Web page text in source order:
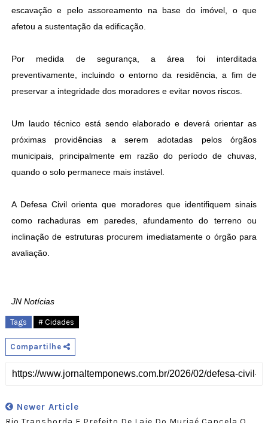
escavação e pelo assoreamento na base do imóvel, o que
afetou a sustentação da edificação.
Por medida de segurança, a área foi interditada
preventivamente, incluindo o entorno da residência, a fim de
preservar a integridade dos moradores e evitar novos riscos.
Um laudo técnico está sendo elaborado e deverá orientar as
próximas providências a serem adotadas pelos órgãos
municipais, principalmente em razão do período de chuvas,
quando o solo permanece mais instável.
A Defesa Civil orienta que moradores que identifiquem sinais
como rachaduras em paredes, afundamento do terreno ou
inclinação de estruturas procurem imediatamente o órgão para
avaliação.
JN Notícias
Tags # Cidades
Compartilhe
Newer Article